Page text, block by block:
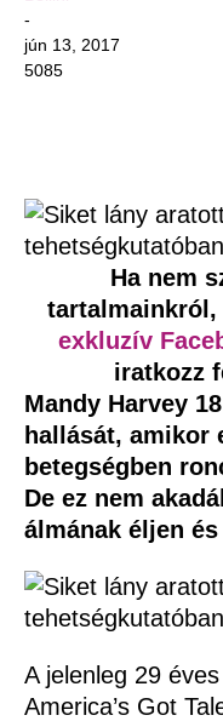
-
jún 13, 2017
5085
Ha nem
tartalmainkról,
exkluzív
iratkozz
Mandy Harvey
hallását, amikor
betegségben
De ez nem
álmának éljen
A jelenleg 29
America’s Got